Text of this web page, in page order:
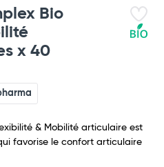
Bio
x 40
& Mobilité articulaire est
favorise le confort articulaire